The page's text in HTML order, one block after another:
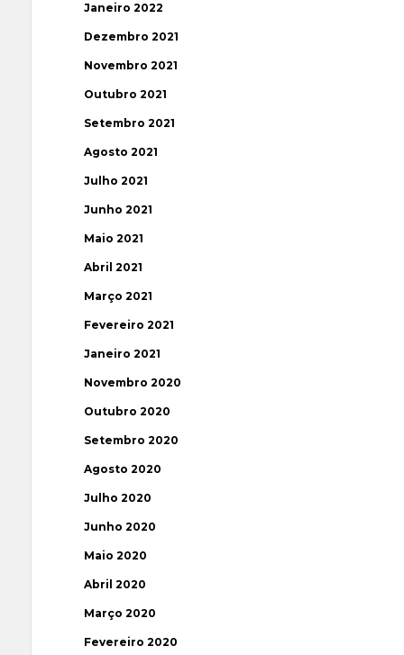
Janeiro 2022
Dezembro 2021
Novembro 2021
Outubro 2021
Setembro 2021
Agosto 2021
Julho 2021
Junho 2021
Maio 2021
Abril 2021
Março 2021
Fevereiro 2021
Janeiro 2021
Novembro 2020
Outubro 2020
Setembro 2020
Agosto 2020
Julho 2020
Junho 2020
Maio 2020
Abril 2020
Março 2020
Fevereiro 2020